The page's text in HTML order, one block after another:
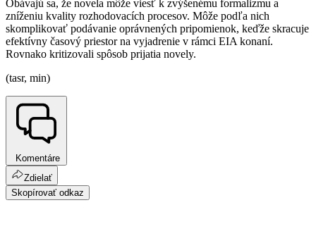
Obávajú sa, že novela môže viesť k zvýšenému formalizmu a
zníženiu kvality rozhodovacích procesov. Môže podľa nich
skomplikovať podávanie oprávnených pripomienok, keďže skracuje
efektívny časový priestor na vyjadrenie v rámci EIA konaní.
Rovnako kritizovali spôsob prijatia novely.
(tasr, min)
Komentáre
Zdielať
Skopírovať odkaz